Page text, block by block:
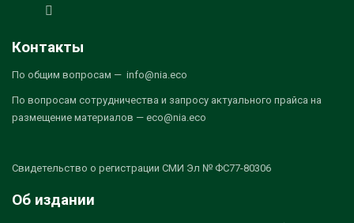
Контакты
По общим вопросам — info@nia.eco
По вопросам сотрудничества и запросу актуального прайса на
размещение материалов — eco@nia.eco
Свидетельство о регистрации СМИ Эл № ФС77-80306
Об издании